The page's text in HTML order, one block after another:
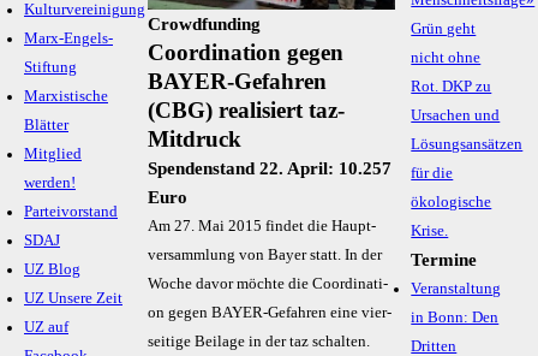
Kulturvereinigung
Marx-Engels-
Stiftung
Marxistische
Blätter
Mitglied
werden!
Parteivorstand
SDAJ
UZ Blog
UZ Unsere Zeit
UZ auf
Crowdfunding
Coordination gegen
BAYER-Gefahren
(CBG) realisiert taz-
Mitdruck
Spendenstand 22. April: 10.257
Euro
Am 27. Mai 2015 fin­det die Haupt­
ver­samm­lung von Bay­er statt. In der
Wo­che da­vor möch­te die Co­or­di­na­ti­
on ge­gen BAY­ER-Ge­fah­ren ei­ne vier­
sei­ti­ge Bei­la­ge in der taz schal­ten.
Termine
Veranstaltung
in Bonn: Den
Dritten